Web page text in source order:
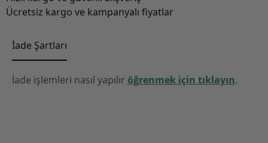
Ücretsiz kargo ve kampanyalı fiyatlar
İade Şartları
İade işlemleri nasıl yapılır öğrenmek için tıklayın.